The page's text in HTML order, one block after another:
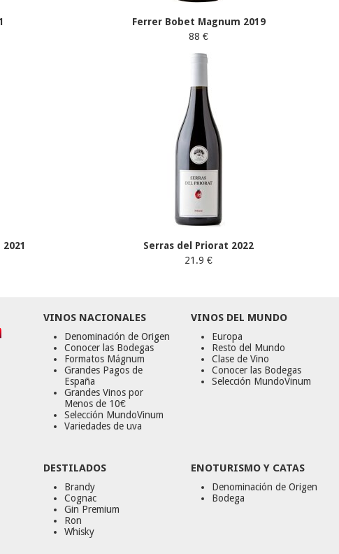
Ferrer Bobet Magnum 2019
88 €
Serras del Priorat 2022
21.9 €
VINOS NACIONALES
Denominación de Origen
Conocer las Bodegas
Formatos Mágnum
Grandes Pagos de
España
Grandes Vinos por
Menos de 10€
Selección MundoVinum
Variedades de uva
VINOS DEL MUNDO
Europa
Resto del Mundo
Clase de Vino
Conocer las Bodegas
Selección MundoVinum
DESTILADOS
Brandy
Cognac
Gin Premium
Ron
Whisky
ENOTURISMO Y CATAS
Denominación de Origen
Bodega